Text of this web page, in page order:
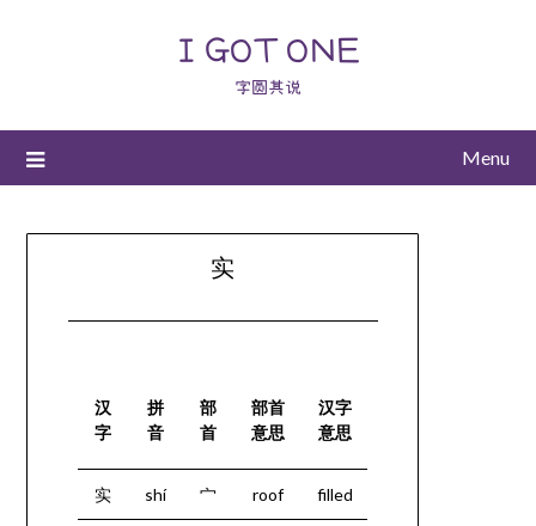
I GOT ONE
字圆其说
Menu
实
汉
字
拼
音
部
首
部首
意思
汉字
意思
实 shí 宀 roof filled